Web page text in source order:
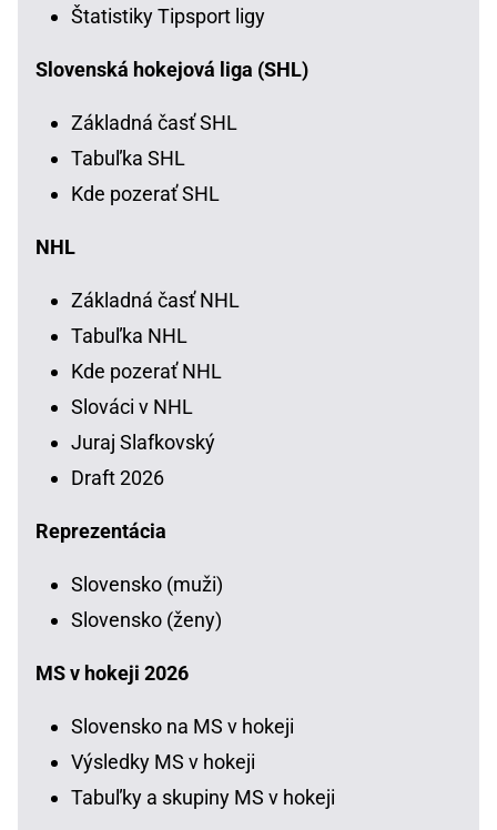
Štatistiky Tipsport ligy
Slovenská hokejová liga (SHL)
Základná časť SHL
Tabuľka SHL
Kde pozerať SHL
NHL
Základná časť NHL
Tabuľka NHL
Kde pozerať NHL
Slováci v NHL
Juraj Slafkovský
Draft 2026
Reprezentácia
Slovensko (muži)
Slovensko (ženy)
MS v hokeji 2026
Slovensko na MS v hokeji
Výsledky MS v hokeji
Tabuľky a skupiny MS v hokeji